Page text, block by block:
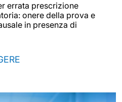
errata prescrizione
onere della prova e
in presenza di